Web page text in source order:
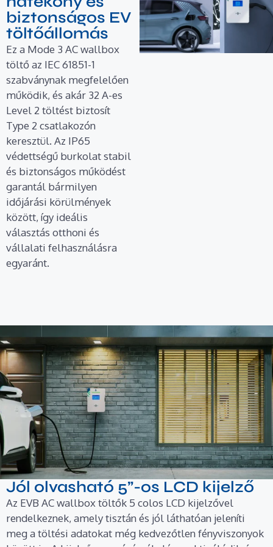
biztonságos EV
töltőállomás
Ez a Mode 3 AC wallbox
töltő az IEC 61851-1
szabványnak megfelelően
működik, és akár 32 A-es
Level 2 töltést biztosít
Type 2 csatlakozón
keresztül. Az IP65
védettségű burkolat stabil
és biztonságos működést
garantál bármilyen
időjárási körülmények
között, így ideális
választás otthoni és
vállalati felhasználásra
egyaránt.
Jól olvasható 5”-os LCD kijelző
Az EVB AC wallbox töltők 5 colos LCD kijelzővel
rendelkeznek, amely tisztán és jól láthatóan jeleníti
meg a töltési adatokat még kedvezőtlen fényviszonyok